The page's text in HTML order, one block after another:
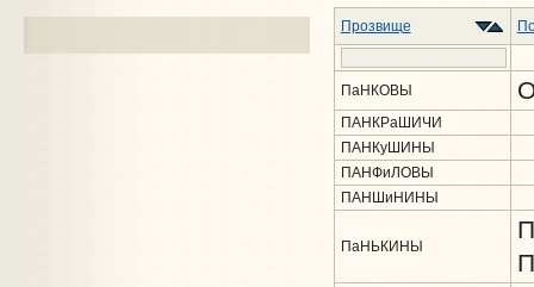
Прозвище
ПаНКОВЫ
ПАНКРаШИЧИ
ПАНКуШИНЫ
ПАНФиЛОВЫ
ПАНШиНИНЫ
ПаНЬКИНЫ